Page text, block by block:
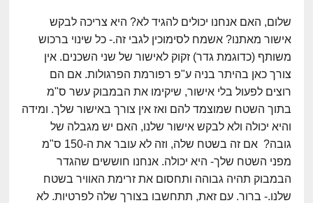
שלום, האם אנחנו יכולים להגיד לא? היא צריכה לבקש
אישור מאתנו? אשמח לסימוכין לגבי זה.- כל שינוי ברכוש
משותף (כדוגמת גדר) זקוק לאישור של שני השכנים. אין
צורך כאן בהיתר בניה ע"פ רפורמת הפרגולות. אם הם
רוצים לפעול בלי אישור, שיקימו את הבמבוק עשר ס"מ
בתוך השטח שמוצמד להם ואז אין צורך באישור שלך. ומידה
והיא יכולה ולא לבקש אישור שלנו, האם יש מגבלה של
גובה? אם זה בשטח שלה, וזה לא עובר את ה-150 ס"מ
מפני השטח שלך- היא יכולה. אנחנו חוששים שהגדר
הבמבוק תהיה גבוהה ותחסום את זרימת האוויר בשטח
שלנו.- ברור. עם זאת, תתחשבו בצורך שלה לפרטיות. לא